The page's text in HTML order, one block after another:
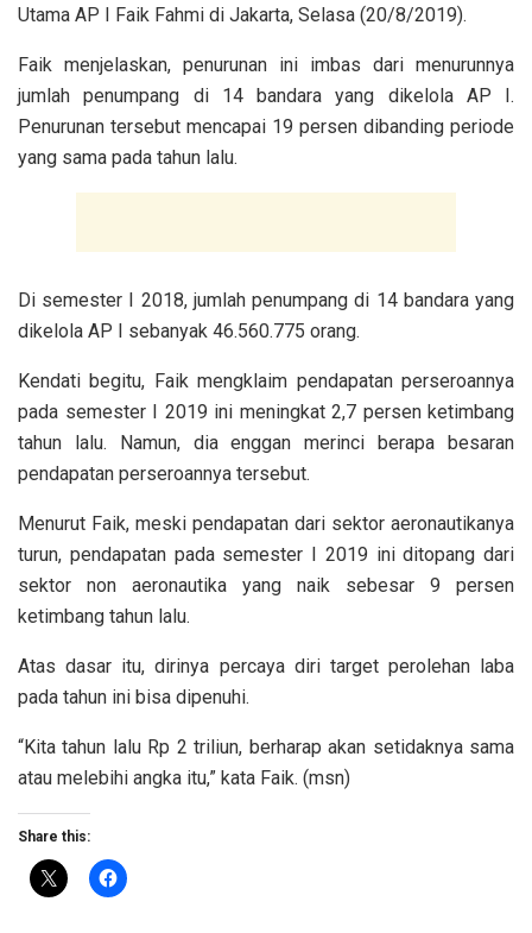
Utama AP I Faik Fahmi di Jakarta, Selasa (20/8/2019).
Faik menjelaskan, penurunan ini imbas dari menurunnya
jumlah penumpang di 14 bandara yang dikelola AP I.
Penurunan tersebut mencapai 19 persen dibanding periode
yang sama pada tahun lalu.
Di semester I 2018, jumlah penumpang di 14 bandara yang
dikelola AP I sebanyak 46.560.775 orang.
Kendati begitu, Faik mengklaim pendapatan perseroannya
pada semester I 2019 ini meningkat 2,7 persen ketimbang
tahun lalu. Namun, dia enggan merinci berapa besaran
pendapatan perseroannya tersebut.
Menurut Faik, meski pendapatan dari sektor aeronautikanya
turun, pendapatan pada semester I 2019 ini ditopang dari
sektor non aeronautika yang naik sebesar 9 persen
ketimbang tahun lalu.
Atas dasar itu, dirinya percaya diri target perolehan laba
pada tahun ini bisa dipenuhi.
“Kita tahun lalu Rp 2 triliun, berharap akan setidaknya sama
atau melebihi angka itu,” kata Faik. (msn)
Share this: